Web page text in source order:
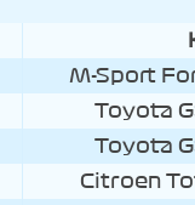
M-Sport
Toyota
Toyota
Citroen